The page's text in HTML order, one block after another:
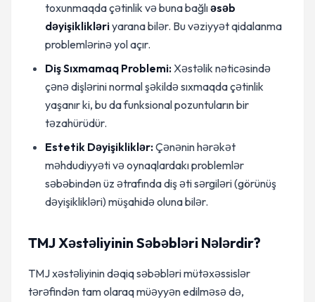
toxunmaqda çətinlik və buna bağlıəsəb
dəyişiklikləriyarana bilər. Bu vəziyyət qidalanma
problemlərinə yol açır.
Diş Sıxmamaq Problemi:Xəstəlik nəticəsində
çənə dişlərini normal şəkildə sıxmaqda çətinlik
yaşanır ki, bu da funksional pozuntuların bir
təzahürüdür.
Estetik Dəyişikliklər:Çənənin hərəkət
məhdudiyyəti və oynaqlardakı problemlər
səbəbindən üz ətrafında diş əti sərgiləri (görünüş
dəyişiklikləri) müşahidə oluna bilər.
TMJ Xəstəliyinin Səbəbləri Nələrdir?
TMJ xəstəliyinin dəqiq səbəbləri mütəxəssislər
tərəfindən tam olaraq müəyyən edilməsə də,